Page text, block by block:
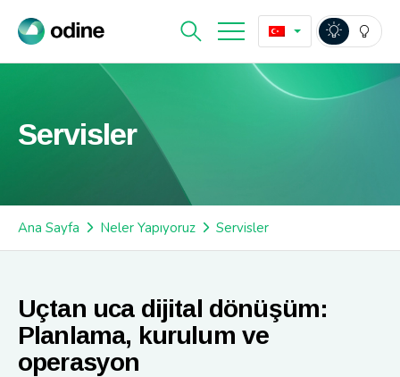
Servisler
Ana Sayfa Neler Yapıyoruz Servisler
Uçtan uca dijital dönüşüm:
Planlama, kurulum ve
operasyon